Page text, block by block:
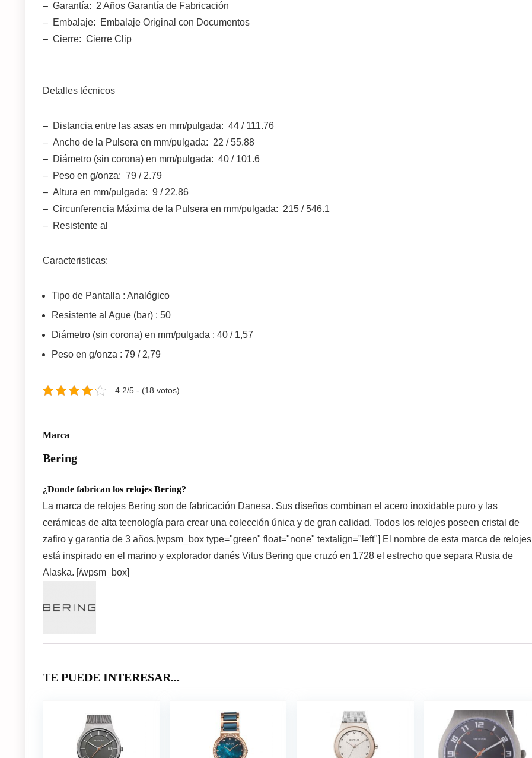
– Garantía: 2 Años Garantía de Fabricación
– Embalaje: Embalaje Original con Documentos
– Cierre: Cierre Clip
Detalles técnicos
– Distancia entre las asas en mm/pulgada: 44 / 111.76
– Ancho de la Pulsera en mm/pulgada: 22 / 55.88
– Diámetro (sin corona) en mm/pulgada: 40 / 101.6
– Peso en g/onza: 79 / 2.79
– Altura en mm/pulgada: 9 / 22.86
– Circunferencia Máxima de la Pulsera en mm/pulgada: 215 / 546.1
– Resistente al
Caracteristicas:
Tipo de Pantalla : Analógico
Resistente al Ague (bar) : 50
Diámetro (sin corona) en mm/pulgada : 40 / 1,57
Peso en g/onza : 79 / 2,79
4.2/5 - (18 votos)
Marca
Bering
¿Donde fabrican los relojes Bering?
La marca de relojes Bering son de fabricación Danesa. Sus diseños combinan el acero inoxidable puro y las
cerámicas de alta tecnología para crear una colección única y de gran calidad. Todos los relojes poseen cristal de
zafiro y garantía de 3 años.[wpsm_box type="green" float="none" textalign="left"] El nombre de esta marca de relojes
está inspirado en el marino y explorador danés Vitus Bering que cruzó en 1728 el estrecho que separa Rusia de
Alaska. [/wpsm_box]
TE PUEDE INTERESAR...